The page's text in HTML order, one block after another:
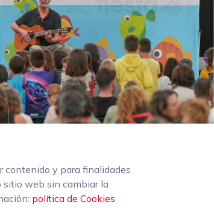
contenido y para finalidades
sitio web sin cambiar la
política de Cookies